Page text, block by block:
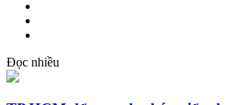
Đọc nhiều